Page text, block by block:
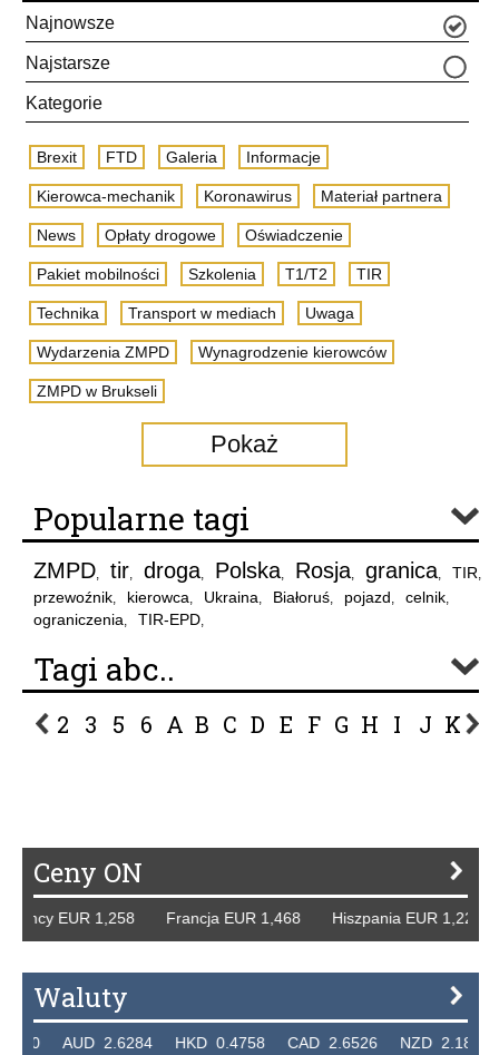
Najnowsze
Najstarsze
Kategorie
Brexit FTD Galeria Informacje
Kierowca-mechanik Koronawirus Materiał partnera
News Opłaty drogowe Oświadczenie
Pakiet mobilności Szkolenia T1/T2 TIR
Technika Transport w mediach Uwaga
Wydarzenia ZMPD Wynagrodzenie kierowców
ZMPD w Brukseli
Pokaż
Popularne tagi
ZMPD, tir, droga, Polska, Rosja, granica, TIR,
przewoźnik, kierowca, Ukraina, Białoruś, pojazd, celnik,
ograniczenia, TIR-EPD,
Tagi abc..
2 3 5 6 A B C D E F G H I J K L
Ceny ON
EUR 1,258 Francja EUR 1,468 Hiszpania EUR 1,229
Waluty
AUD 2.6284 HKD 0.4758 CAD 2.6526 NZD 2.1871